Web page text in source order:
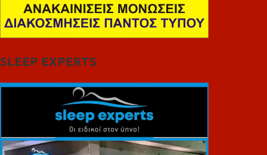
SLEEP EXPERTS